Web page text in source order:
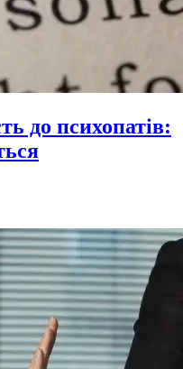
до психопатів: